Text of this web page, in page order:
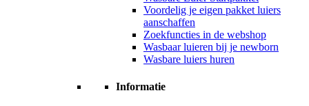
Voordelig je eigen pakket luiers
aanschaffen
Zoekfuncties in de webshop
Wasbaar luieren bij je newborn
Wasbare luiers huren
Informatie